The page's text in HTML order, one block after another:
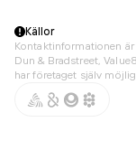
Källor
Kontaktinformationen
Dun & Bradstreet,
har företaget själv